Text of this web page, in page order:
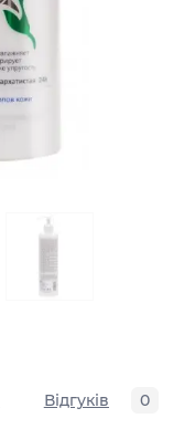
Відгуків 0